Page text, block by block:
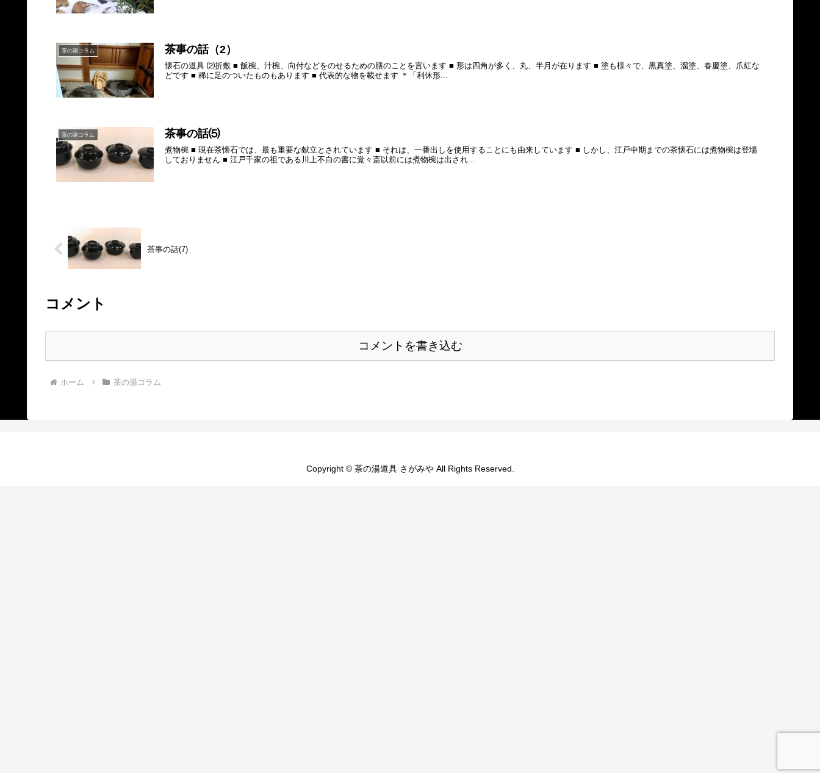
茶の湯コラム 茶事の話（2）
懐石の道具 ⑵折敷 ■ 飯椀、汁椀、向付などをのせるための膳のことを言います ■ 形は四角が多く、丸、半月が在ります ■ 塗も様々で、黒真塗、溜塗、春慶塗、爪紅な
どです ■ 稀に足のついたものもあります ■ 代表的な物を載せます ＊「利休形...
茶の湯コラム 茶事の話⑸
煮物椀 ■ 現在茶懐石では、最も重要な献立とされています ■ それは、一番出しを使用することにも由来しています ■ しかし、江戸中期までの茶懐石には煮物椀は登場
しておりません ■ 江戸千家の祖である川上不白の書に覚々斎以前には煮物椀は出され...
茶事の話(7)
コメント
コメントを書き込む
ホーム 茶の湯コラム
Copyright © 茶の湯道具 さがみや All Rights Reserved.